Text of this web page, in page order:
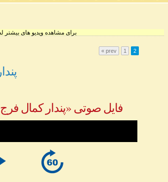
برای مشاهده ویدیو های بیشتر
« prev 1 2
فایل صوتی «پندار کمال فرج،